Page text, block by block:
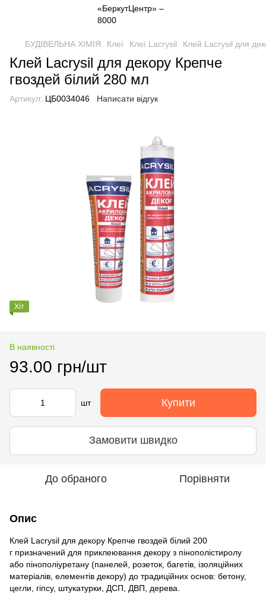
БУДІВЕЛЬНА ХІМІЯ Клеї Клеї Lacrysil Клей Lacrysil для
Клей Lacrysil для декору Крепче
гвоздей білий 280 мл
Артикул: ЦБ0034046 Написати відгук
Хіт
В наявності
93.00 грн/шт
шт Купити
Замовити швидко
До обраного Порівняти
Опис
Клей Lacrysil для декору Крепче гвоздей білий 200
г призначений для приклеювання декору з пінополістиролу
або пінополіуретану (панелей, розеток, багетів, ізоляційних
матеріалів, елементів декору) до традиційних основ: бетону,
цегли, гіпсу, штукатурки, ДСП, ДВП, дерева.